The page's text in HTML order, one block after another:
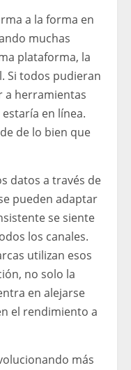
a la forma en
muchas
plataforma, la
Si todos pudieran
a herramientas
en línea.
de lo bien que
datos a través de
pueden adaptar
se siente
los canales.
utilizan esos
no solo la
en alejarse
el rendimiento a
más